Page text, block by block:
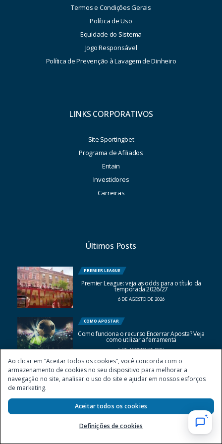
Termos e Condições Gerais
Política de Uso
Equidade do Sistema
Jogo Responsável
Política de Prevenção à Lavagem de Dinheiro
LINKS CORPORATIVOS
Site Sportingbet
Programa de Afiliados
Entain
Investidores
Carreiras
Últimos Posts
PREMIER LEAGUE
Premier League: veja as odds para o título da
temporada 2026/27
6 DE AGOSTO DE 2026
COMO APOSTAR
Como funciona o recurso Encerrar Aposta? Veja
como utilizar a ferramenta
5 DE AGOSTO DE 2026
Apostar pode causar dependência e transtornos do jogo patológico.
Ao clicar em “Aceitar todos os cookies”, você concorda com o
armazenamento de cookies no seu dispositivo para melhorar a
navegação no site, analisar o uso do site e ajudar em nossos esforços
de marketing.
Definições de cookies
Aceitar todos os cookies